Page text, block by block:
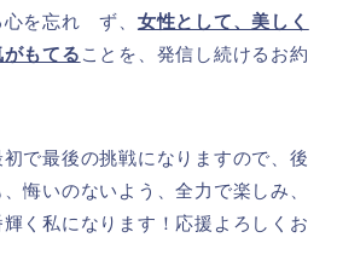
心を忘れ ず、 女性として、美しく
もてる ことを、発信し続けるお約
で最後の挑戦になりますので、後
悔いのないよう、全力で楽しみ、
く私になります！応援よろしくお